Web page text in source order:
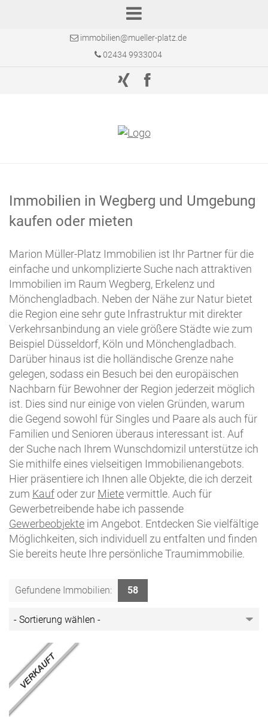
immobilien@mueller-platz.de
02434 9933004
Immobilien in Wegberg und Umgebung
kaufen oder mieten
Marion Müller-Platz Immobilien ist Ihr Partner für die
einfache und unkomplizierte Suche nach attraktiven
Immobilien im Raum Wegberg, Erkelenz und
Mönchengladbach. Neben der Nähe zur Natur bietet
die Region eine sehr gute Infrastruktur mit direkter
Verkehrsanbindung an viele größere Städte wie zum
Beispiel Düsseldorf, Köln und Mönchengladbach.
Darüber hinaus ist die holländische Grenze nahe
gelegen, sodass ein Besuch bei den europäischen
Nachbarn für Bewohner der Region jederzeit möglich
ist. Dies sind nur einige von vielen Gründen, warum
die Gegend sowohl für Singles und Paare als auch für
Familien und Senioren überaus interessant ist. Auf
der Suche nach Ihrem Wunschdomizil unterstütze ich
Sie mithilfe eines vielseitigen Immobilienangebots.
Hier präsentiere ich Ihnen alle Objekte, die ich derzeit
zum Kaufoder zur Mietevermittle. Auch für
Gewerbetreibende habe ich passende
Gewerbeobjekte im Angebot. Entdecken Sie vielfältige
Möglichkeiten, sich individuell zu entfalten und finden
Sie bereits heute Ihre persönliche Traumimmobilie.
Gefundene Immobilien: 58